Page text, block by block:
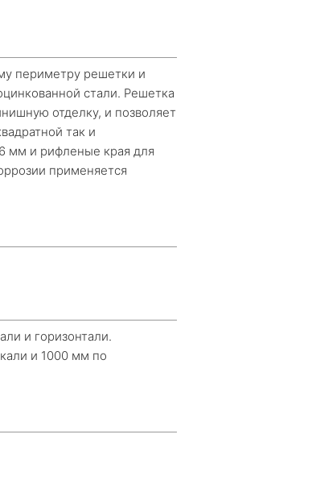
периметру решетки и
стали. Решетка
отделку, и позволяет
так и
мм и рифленые края для
применяется
и горизонтали.
и 1000 мм по
почта
согласие на обработку персональных данных